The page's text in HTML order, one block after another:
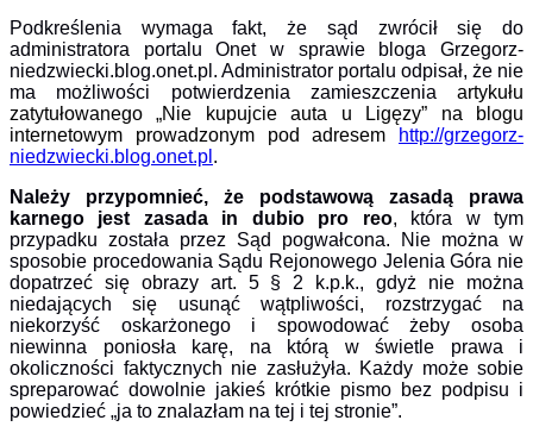
Podkreślenia wymaga fakt, że sąd zwrócił się do
administratora portalu Onet w sprawie bloga Grzegorz-
niedzwiecki.blog.onet.pl. Administrator portalu odpisał, że nie
ma możliwości potwierdzenia zamieszczenia artykułu
zatytułowanego „Nie kupujcie auta u Ligęzy” na blogu
internetowym prowadzonym pod adresem
http://grzegorz-
niedzwiecki.blog.onet.pl .
Należy przypomnieć, że podstawową zasadą prawa
karnego jest zasada in dubio pro reo, która w tym
przypadku została przez Sąd pogwałcona. Nie można w
sposobie procedowania Sądu Rejonowego Jelenia Góra nie
dopatrzeć się obrazy art. 5 § 2 k.p.k., gdyż nie można
niedających się usunąć wątpliwości, rozstrzygać na
niekorzyść oskarżonego i spowodować żeby osoba
niewinna poniosła karę, na którą w świetle prawa i
okoliczności faktycznych nie zasłużyła. Każdy może sobie
spreparować dowolnie jakieś krótkie pismo bez podpisu i
powiedzieć „ja to znalazłam na tej i tej stronie”.